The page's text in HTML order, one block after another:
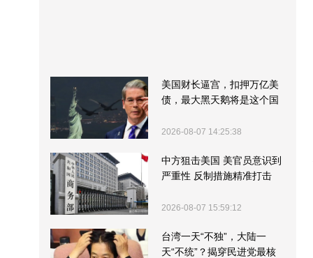
美国财长逼宫，扣押万亿美
债，最大黑天鹅将是这个国
2026-08-07 14:25:38
中方狙击美国 美官员意识到
严重性 反制措施精准打击
2026-08-07 15:59:12
台湾一天“不独”，大陆一
天“不统”？揭穿民进党最核